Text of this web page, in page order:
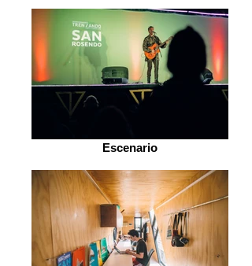
Escenario